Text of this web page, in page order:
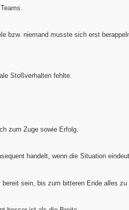
bzw. niemand musste sich erst
Stoßverhalten fehlte.
zum Zuge sowie Erfolg.
handelt, wenn die Situation
sein, bis zum bitteren Ende alles zu